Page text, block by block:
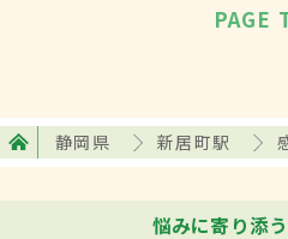
PAGE
静岡県 新居町駅
悩みに寄り添